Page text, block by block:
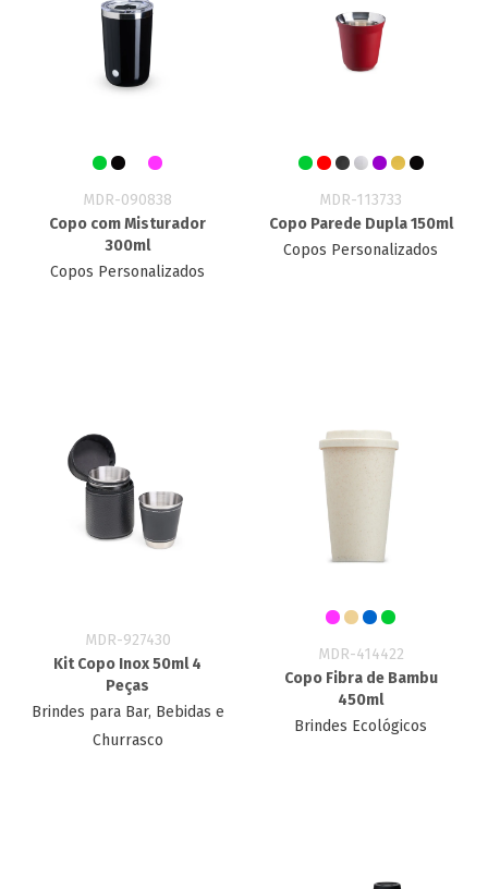
MDR-090838
Copo com Misturador
300ml
Copos Personalizados
MDR-113733
Copo Parede Dupla 150ml
Copos Personalizados
MDR-927430
Kit Copo Inox 50ml 4
Peças
Brindes para Bar, Bebidas e
Churrasco
MDR-414422
Copo Fibra de Bambu
450ml
Brindes Ecológicos